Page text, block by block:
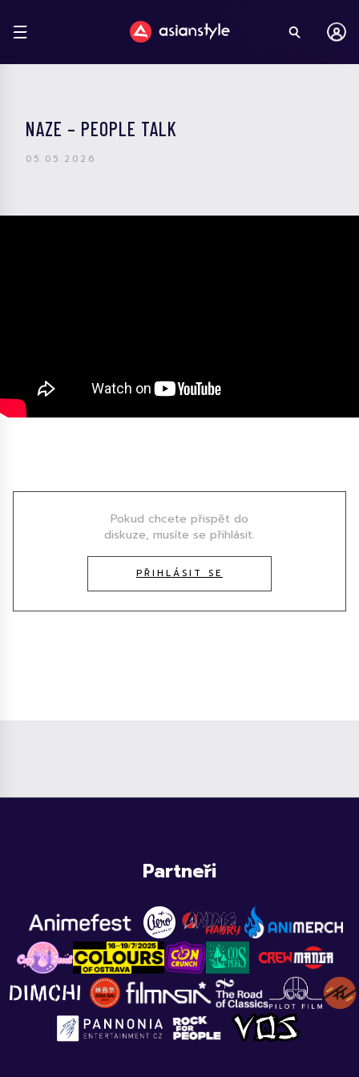
NAZE – PEOPLE TALK
05.05.2026
Pokud chcete přispět do
diskuze, musíte se přihlásit.
PŘIHLÁSIT SE
Partneři